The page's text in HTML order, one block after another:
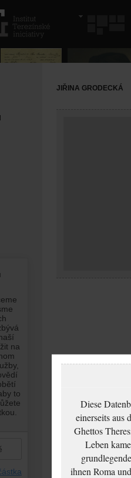
JIŘINA GRODECKÁ
Diese
einerseits aus
Ghettos
Leben
ihnen Roma